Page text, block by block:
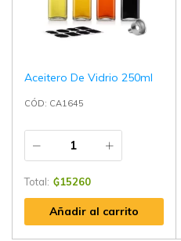
Aceitero De Vidrio 250ml
CÓD: CA1645
Total: ₲15260
Añadir al carrito